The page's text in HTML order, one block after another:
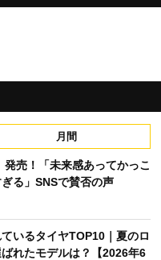
月間
発売！「未来感あってかっこ
る」SNSで賛否の声
ているタイヤTOP10｜夏のロ
れたモデルは？【2026年6